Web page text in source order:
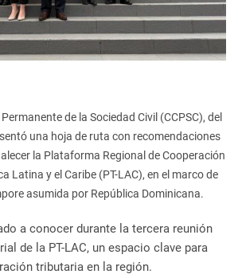
de la Sociedad Civil (CCPSC), del
una hoja de ruta con recomendaciones
la Plataforma Regional de Cooperación
Latina y el Caribe (PT-LAC), en el marco de
asumida por República Dominicana.
a conocer durante la tercera reunión
de la PT-LAC, un espacio clave para
tributaria en la región.